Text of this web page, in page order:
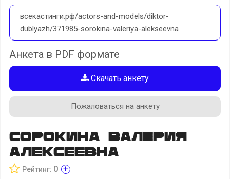
всекастинги.рф/actors-and-models/diktor-
dublyazh/371985-sorokina-valeriya-alekseevna
Анкета в PDF формате
Скачать анкету
Пожаловаться на анкету
Сорокина Валерия
Алексеевна
Рейтинг: 0 +